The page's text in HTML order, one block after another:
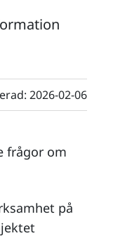
2026-02-06
frågor om
på